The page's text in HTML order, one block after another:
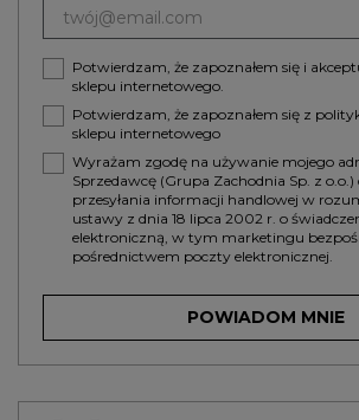
Potwierdzam, że zapoznałem się i
sklepu internetowego.
Potwierdzam, że zapoznałem się z
sklepu internetowego
Wyrażam zgodę na używanie mojego
Sprzedawcę (Grupa Zachodnia Sp. z o.o.)
przesyłania informacji handlowej w
ustawy z dnia 18 lipca 2002 r. o
elektroniczną, w tym marketingu
pośrednictwem poczty elektronicznej.
POWIADOM MNIE